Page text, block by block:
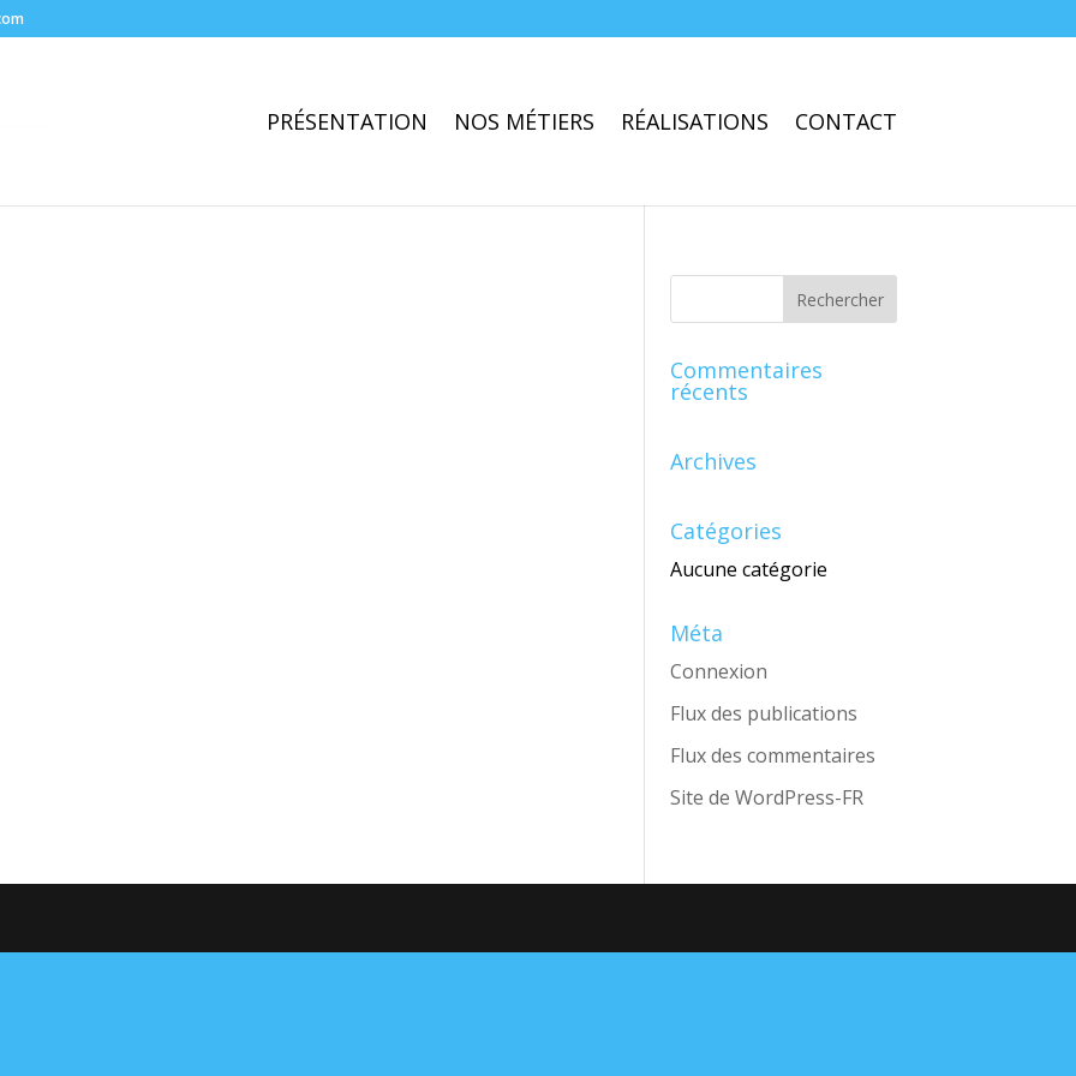
PRÉSENTATION NOS MÉTIERS RÉALISATIONS CONTACT
Commentaires
récents
Archives
Catégories
Aucune catégorie
Méta
Connexion
Flux des publications
Flux des commentaires
Site de WordPress-FR